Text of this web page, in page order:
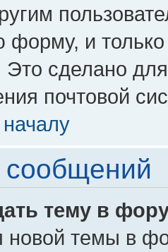
и
сделано
почтовой
тему в
новой темы в